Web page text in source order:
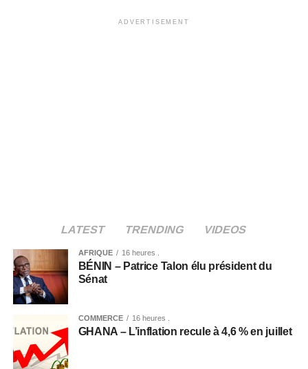
ADVERTISEMENT
LATEST TRENDING VIDEOS
AFRIQUE 16 heures .
BÉNIN – Patrice Talon élu président du
Sénat
COMMERCE 16 heures .
GHANA – L’inflation recule à 4,6 % en juillet